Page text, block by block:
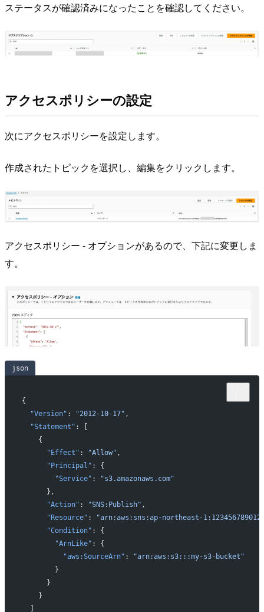
ステータスが確認済みになったことを確認してください。
アクセスポリシーの設定
次にアクセスポリシーを設定します。
作成されたトピックを選択し、編集をクリックします。
アクセスポリシー - オプションがあるので、下記に変更しま
す。
json
{
  "Version"
: "2012-10-17" ,
  "Statement"
: [
    {
      "Effect"
: "Allow" ,
      "Principal"
: {
        "Service"
:
"s3.amazonaws.com"
      },
      "Action"
: "SNS:Publish" ,
      "Resource"
:
"arn:aws:sns:ap-northeast-
      "Condition"
: {
        "ArnLike"
: {
          "aws:SourceArn"
:
"arn:aws:s3:::my-s3-bucket"
        }
      }
    }